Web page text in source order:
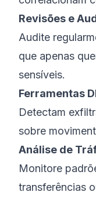
Revisões e
Audite
que apenas
sensíveis.
Ferramentas
Detectam
sobre
Análise de
Monitore
transferências